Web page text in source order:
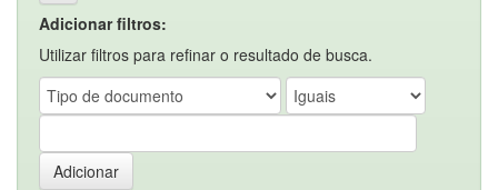
Adicionar filtros:
Utilizar filtros para refinar o resultado de busca.